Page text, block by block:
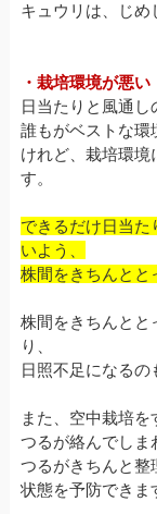
キュウリは、じめ
・栽培環境が悪い
日当たりと風通し
誰もがベストな環
けれど、栽培環
す。
できるだけ日当た
いよう、
株間をきちんとと
株間をきちんとと
り、
日照不足になるの
また、空中栽培を
つるが絡んでしま
つるがきちんと整
状態を予防できま